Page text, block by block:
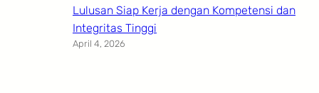
Lulusan Siap Kerja dengan Kompetensi dan
Integritas Tinggi
April 4, 2026